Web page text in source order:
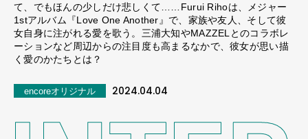
て、でもほんの少しだけ悲しくて……Furui Rihoは、メジャー
1stアルバム『Love One Another』で、家族や友人、そして彼
女自身に注がれる愛を歌う。三浦大知やMAZZELとのコラボレ
ーションなど周辺からの注目度も高まるなかで、彼女が思い描
く愛のかたちとは？
encoreオリジナル 2024.04.04